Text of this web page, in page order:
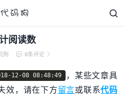
代码狗

阅读数
狗  0条评论 
12-08 08:48:49
，某些文章具
效，请在下方留言或联系代码